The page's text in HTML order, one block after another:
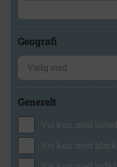
Geografi
Generelt
Vis kun med
Vis kun med